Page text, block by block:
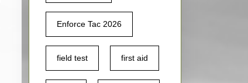
Enforce Tac 2026
field test first aid